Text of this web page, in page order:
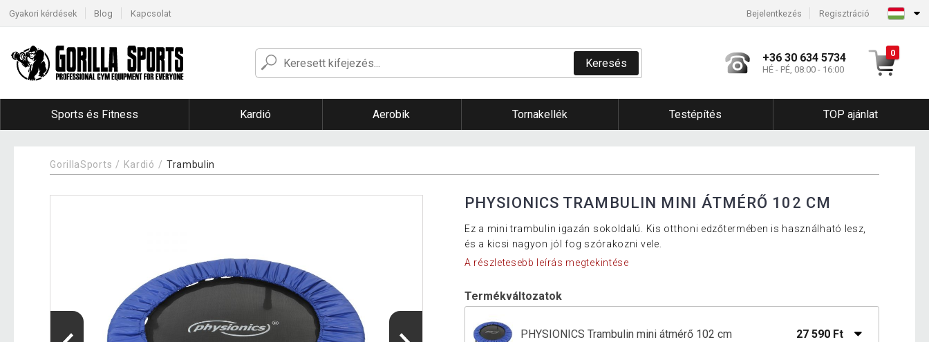
Gyakori kérdések Blog Kapcsolat Bejelentkezés Regisztráció
Keresés +36 30 634 5734
HÉ - PÉ, 08:00 - 16:00
0
Sports és Fitness Kardió Aerobik Tornakellék Testépítés TOP ajánlat
GorillaSports Kardió Trambulin
PHYSIONICS TRAMBULIN MINI ÁTMÉRŐ 102 CM
Ez a mini trambulin igazán sokoldalú. Kis otthoni edzőtermében is használható lesz,
és a kicsi nagyon jól fog szórakozni vele.
A részletesebb leírás megtekintése
Termékváltozatok
PHYSIONICS Trambulin mini átmérő 102 cm 27 590 Ft